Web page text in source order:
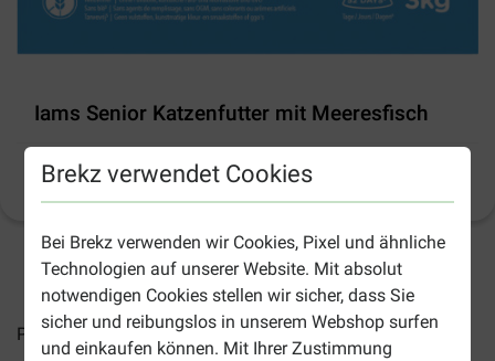
Brekz verwendet Cookies
Bei Brekz verwenden wir Cookies, Pixel und ähnliche
Technologien auf unserer Website. Mit absolut
notwendigen Cookies stellen wir sicher, dass Sie
sicher und reibungslos in unserem Webshop surfen
und einkaufen können. Mit Ihrer Zustimmung
Iams Senior Katzenfutter mit Meeresfisch
( 6) Produktinformation
2-4 Arbeitstage, sofern nicht anders angegeben
Preise inkl. MwSt zzgl.Versandkosten